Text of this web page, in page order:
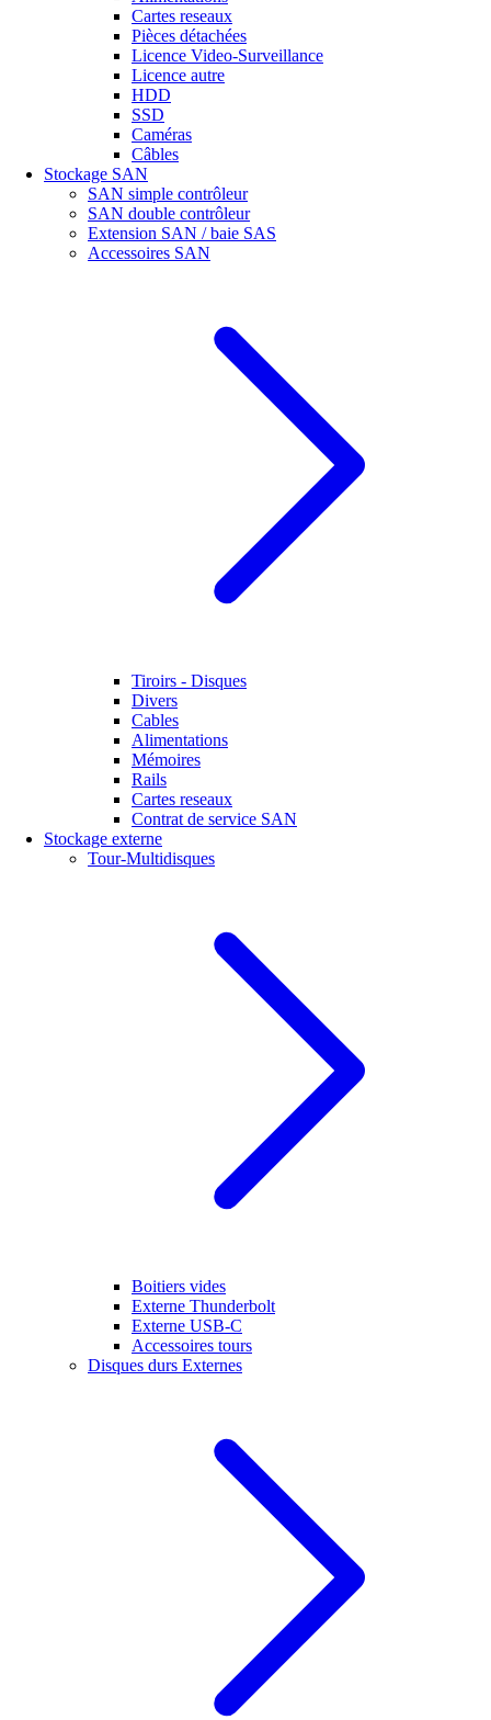
Cartes reseaux
Pièces détachées
Licence Video-Surveillance
Licence autre
HDD
SSD
Caméras
Câbles
Stockage SAN
SAN simple contrôleur
SAN double contrôleur
Extension SAN / baie SAS
Accessoires SAN
Tiroirs - Disques
Divers
Cables
Alimentations
Mémoires
Rails
Cartes reseaux
Contrat de service SAN
Stockage externe
Tour-Multidisques
Boitiers vides
Externe Thunderbolt
Externe USB-C
Accessoires tours
Disques durs Externes